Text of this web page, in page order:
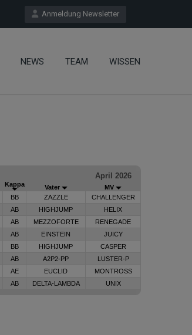
Anmeldung Newsletter
NEWS TEAM WISSEN